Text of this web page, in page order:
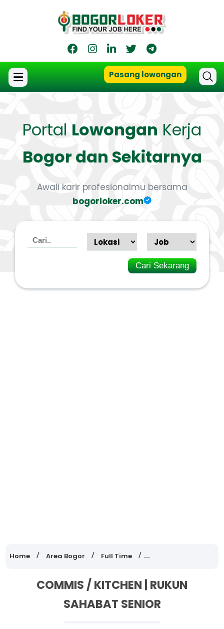
Pasang lowongan
Portal Lowongan Kerja
Bogor dan Sekitarnya
Awali karir profesionalmu bersama
bogorloker.com
Cari Sekarang
Home Area Bogor Full Time Lowongan Kerja
COMMIS / KITCHEN | RUKUN
SAHABAT SENIOR